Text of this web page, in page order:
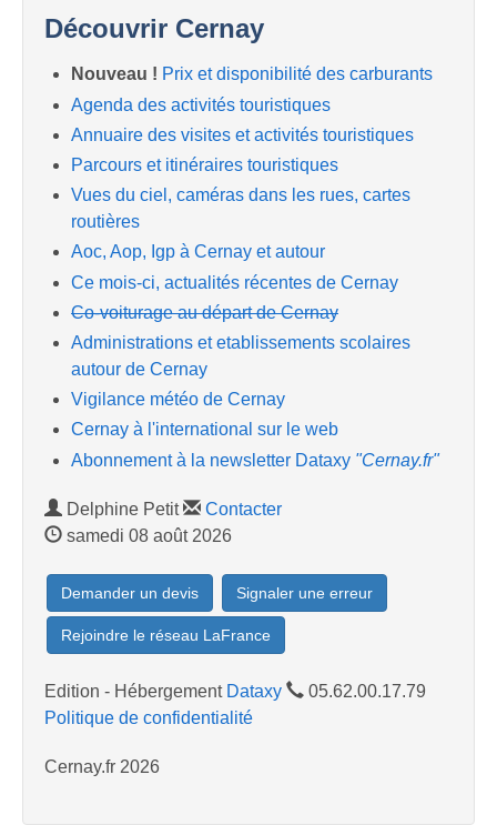
Découvrir Cernay
Nouveau ! Prix et disponibilité des carburants
Agenda des activités touristiques
Annuaire des visites et activités touristiques
Parcours et itinéraires touristiques
Vues du ciel, caméras dans les rues, cartes
routières
Aoc, Aop, Igp à Cernay et autour
Ce mois-ci, actualités récentes de Cernay
Co-voiturage au départ de Cernay
Administrations et etablissements scolaires
autour de Cernay
Vigilance météo de Cernay
Cernay à l'international sur le web
Abonnement à la newsletter Dataxy "Cernay.fr"
Delphine Petit
Contacter
samedi 08 août 2026
Demander un devis Signaler une erreur
Rejoindre le réseau LaFrance
Edition - Hébergement Dataxy
05.62.00.17.79
Politique de confidentialité
Cernay.fr 2026